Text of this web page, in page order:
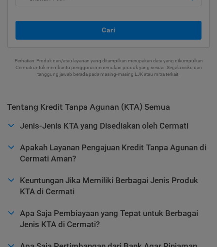
Cari
Perhatian: Produk dan/atau layanan yang ditampilkan merupakan data yang dikumpulkan
Cermati untuk membantu pengguna menemukan produk yang sesuai. Segala risiko dan
tanggung jawab berada pada masing-masing LJK atau mitra terkait.
Tentang Kredit Tanpa Agunan (KTA) Semua
Jenis-Jenis KTA yang Disediakan oleh Cermati
Apakah Layanan Pengajuan Kredit Tanpa Agunan di
Cermati Aman?
Keuntungan Jika Memiliki Berbagai Jenis Produk
KTA di Cermati
Apa Saja Pembiayaan yang Tepat untuk Berbagai
Jenis KTA di Cermati?